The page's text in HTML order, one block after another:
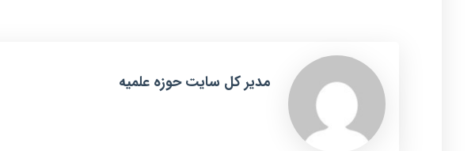
مدیر کل سایت حوزه علمیه